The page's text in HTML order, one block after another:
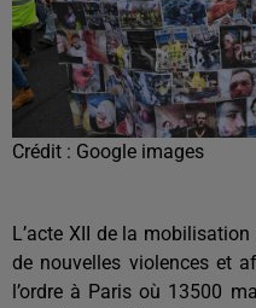
Crédit : Google images
L’acte XII de la
de nouvelles violences et
l’ordre à Paris où 13500